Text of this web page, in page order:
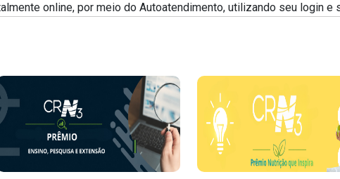
online, por meio do Autoatendimento, utilizando seu login e